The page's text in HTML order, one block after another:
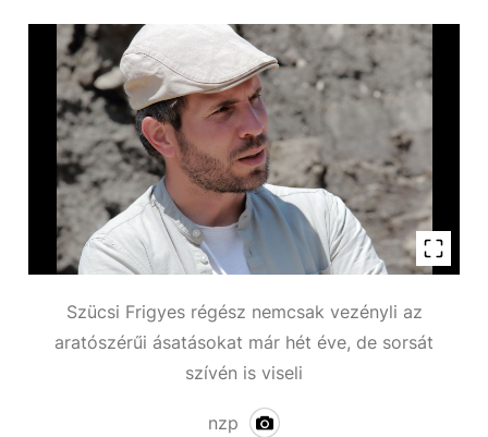
Szücsi Frigyes régész nemcsak vezényli az
aratószérűi ásatásokat már hét éve, de sorsát
szívén is viseli
nzp